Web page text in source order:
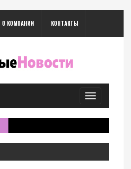
О КОМПАНИИ КОНТАКТЫ
Toggle
navigation